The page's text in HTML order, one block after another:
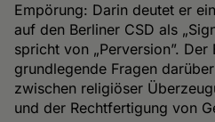
Empörung: Darin deutet er
auf den Berliner CSD als
spricht von „Perversion”.
grundlegende Fragen
zwischen religiöser
und der Rechtfertigung von